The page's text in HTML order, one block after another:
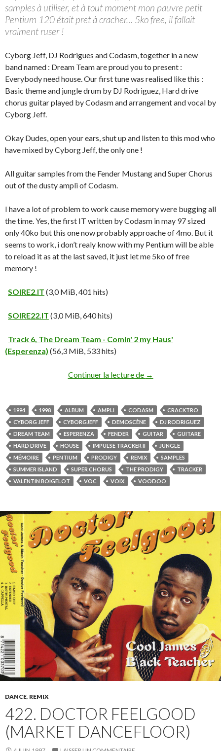
samples à utiliser, et à tout moment mon pauvre petit
Pentium 120 était pret à cracher… 5ko free, il fallait
vraiment ruser !
Cyborg Jeff, DJ Rodrigues and Codasm, together in a new
band named : Dream Team are proud you to present :
Everybody need house. Our first tune was realised like this :
Basic theme and jungle drum by DJ Rodriguez, Hard drive
chorus guitar played by Codasm and arrangement and vocal by
Cyborg Jeff.
Okay Dudes, open your ears, shut up and listen to this mod who
have mixed by Cyborg Jeff, the only one !
All guitar samples from the Fender Mustang and Super Chorus
out of the dusty ampli of Codasm.
I have a lot of problem to work cause memory were bugging all
the time. Yes, the first IT written by Codasm in may 97 sized
only 40ko but this one now probably approache of 4mo. But it
seems to work, i don’t realy know with my Pentium will be able
to reload it as at the last saved, it just let me 5ko of free
memory !
SOIRE2.IT (3,0 MiB, 401 hits)
SOIRE22.IT (3,0 MiB, 640 hits)
Track 6, The Dream Team - Comin' 2 my Haus'
(Esperenza) (56,3 MiB, 533 hits)
Continuer la lecture de →
1994 1998 ALBUM AMPLI CODASM
CRACKTRO
CYBORG JEFF
CYBORGJEFF DEMOSCÈNE
DJ RODRIGUEZ
DREAM TEAM
ESPERENZA FENDER GUITAR
GUITARE
HARD DRIVE
HOUSE IMPULSE TRACKER II
JUNGLE
MÉMOIRE
PENTIUM PRODIGY REMIX
SAMPLES
SUMMER ISLAND
SUPER CHORUS THE PRODIGY
TRACKER
VALENTIN BOIGELOT
VOC VOIX VOODOO
DANCE, REMIX
422. DOCTOR FEELGOOD
(MARKET DANCEFLOOR)